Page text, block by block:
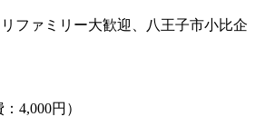
ファミリー大歓迎、八王子市小比企
4,000円）